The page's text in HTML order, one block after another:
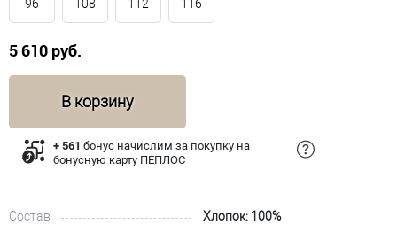
96 108 112 116
5 610 руб.
В корзину
+ 561 бонус начислим за покупку на
бонусную карту ПЕПЛОС
Состав Хлопок: 100%